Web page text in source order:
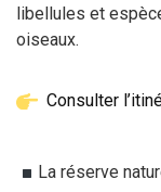
libellules et
oiseaux.
Consulter
La réserve